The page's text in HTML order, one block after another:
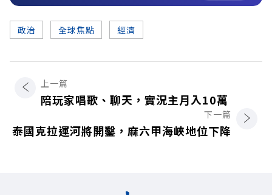
政治 全球焦點 經濟
上一篇
陪玩家唱歌、聊天，實況主月入10萬
下一篇
泰國克拉運河將開鑿，麻六甲海峽地位下降